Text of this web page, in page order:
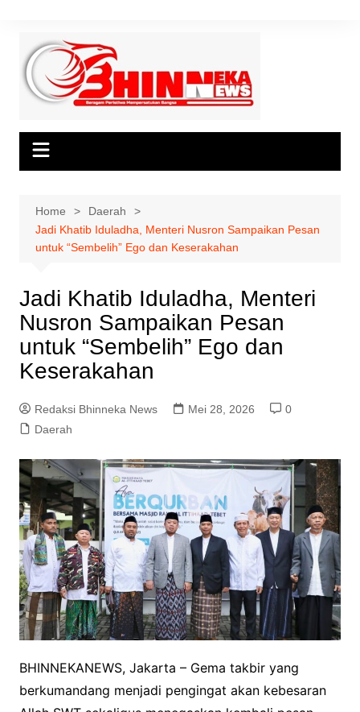
content
Home
Daerah
Jadi Khatib Iduladha, Menteri Nusron Sampaikan Pesan
untuk “Sembelih” Ego dan Keserakahan
Jadi Khatib Iduladha, Menteri
Nusron Sampaikan Pesan
untuk “Sembelih” Ego dan
Keserakahan
Redaksi Bhinneka News Mei 28, 2026
0
Daerah
BHINNEKANEWS, Jakarta – Gema takbir yang
berkumandang menjadi pengingat akan kebesaran